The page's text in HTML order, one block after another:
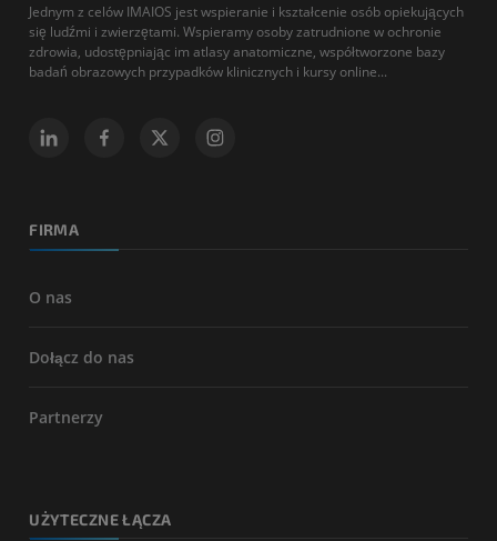
Jednym z celów IMAIOS jest wspieranie i kształcenie osób opiekujących
się ludźmi i zwierzętami. Wspieramy osoby zatrudnione w ochronie
zdrowia, udostępniając im atlasy anatomiczne, współtworzone bazy
badań obrazowych przypadków klinicznych i kursy online...
FIRMA
O nas
Dołącz do nas
Partnerzy
UŻYTECZNE ŁĄCZA